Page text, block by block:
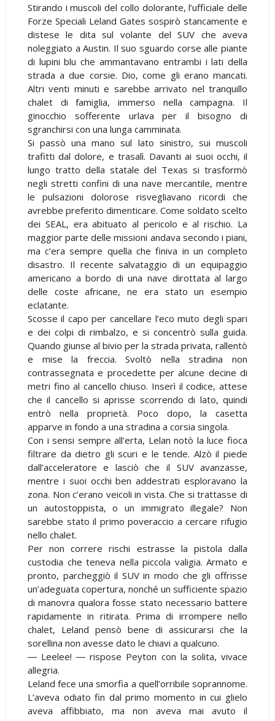
Stirando i muscoli del collo dolorante, l’ufficiale delle
Forze Speciali Leland Gates sospirò stancamente e
distese le dita sul volante del SUV che aveva
noleggiato a Austin. Il suo sguardo corse alle piante
di lupini blu che ammantavano entrambi i lati della
strada a due corsie. Dio, come gli erano mancati.
Altri venti minuti e sarebbe arrivato nel tranquillo
chalet di famiglia, immerso nella campagna. Il
ginocchio sofferente urlava per il bisogno di
sgranchirsi con una lunga camminata.
Si passò una mano sul lato sinistro, sui muscoli
trafitti dal dolore, e trasalì. Davanti ai suoi occhi, il
lungo tratto della statale del Texas si trasformò
negli stretti confini di una nave mercantile, mentre
le pulsazioni dolorose risvegliavano ricordi che
avrebbe preferito dimenticare. Come soldato scelto
dei SEAL, era abituato al pericolo e al rischio. La
maggior parte delle missioni andava secondo i piani,
ma c’era sempre quella che finiva in un completo
disastro. Il recente salvataggio di un equipaggio
americano a bordo di una nave dirottata al largo
delle coste africane, ne era stato un esempio
eclatante.
Scosse il capo per cancellare l’eco muto degli spari
e dei colpi di rimbalzo, e si concentrò sulla guida.
Quando giunse al bivio per la strada privata, rallentò
e mise la freccia. Svoltò nella stradina non
contrassegnata e procedette per alcune decine di
metri fino al cancello chiuso. Inserì il codice, attese
che il cancello si aprisse scorrendo di lato, quindi
entrò nella proprietà. Poco dopo, la casetta
apparve in fondo a una stradina a corsia singola.
Con i sensi sempre all’erta, Lelan notò la luce fioca
filtrare da dietro gli scuri e le tende. Alzò il piede
dall’acceleratore e lasciò che il SUV avanzasse,
mentre i suoi occhi ben addestrati esploravano la
zona. Non c’erano veicoli in vista. Che si trattasse di
un autostoppista, o un immigrato illegale? Non
sarebbe stato il primo poveraccio a cercare rifugio
nello chalet.
Per non correre rischi estrasse la pistola dalla
custodia che teneva nella piccola valigia. Armato e
pronto, parcheggiò il SUV in modo che gli offrisse
un’adeguata copertura, nonché un sufficiente spazio
di manovra qualora fosse stato necessario battere
rapidamente in ritirata. Prima di irrompere nello
chalet, Leland pensò bene di assicurarsi che la
sorellina non avesse dato le chiavi a qualcuno.
― Leelee! ― rispose Peyton con la solita, vivace
allegria.
Leland fece una smorfia a quell’orribile soprannome.
L’aveva odiato fin dal primo momento in cui glielo
aveva affibbiato, ma non aveva mai avuto il